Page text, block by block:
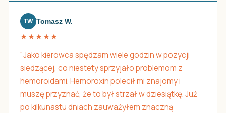
TW Tomasz W.
★★★★★
"Jako kierowca spędzam wiele godzin w pozycji
siedzącej, co niestety sprzyjało problemom z
hemoroidami. Hemoroxin polecił mi znajomy i
muszę przyznać, że to był strzał w dziesiątkę. Już
po kilkunastu dniach zauważyłem znaczną